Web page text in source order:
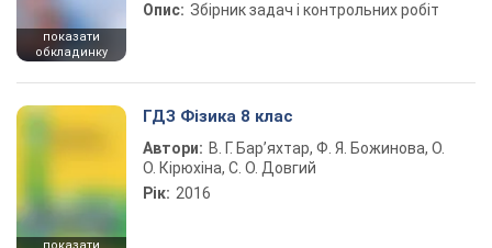
показати
обкладинку
Опис: Збірник задач і контрольних робіт
ГДЗ Фізика 8 клас
Автори: В. Г. Бар’яхтар, Ф. Я. Божинова, О.
О. Кірюхіна, С. О. Довгий
Рік: 2016